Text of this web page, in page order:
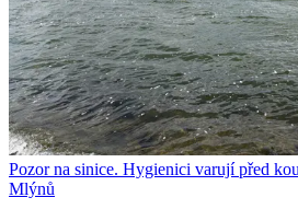
Pozor na sinice. Hygienici varují před
Mlýnů